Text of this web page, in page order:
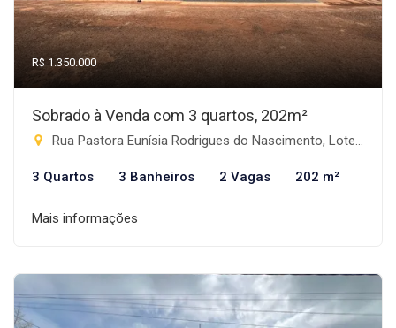
R$ 1.350.000
Sobrado à Venda com 3 quartos, 202m²
Rua Pastora Eunísia Rodrigues do Nascimento, Lote 03 - Progresso, Rio Brilhante-MS
3 Quartos 3 Banheiros 2 Vagas 202 m²
Mais informações